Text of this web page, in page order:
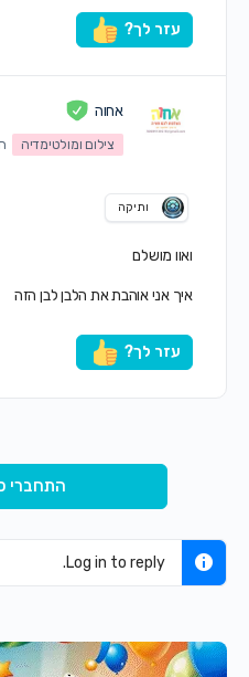
עזר לך?
אחוה
צילום ומולטימדיה
ותיקה
ואוו מושלם
איך אני אוהבת את הלבן לבן הזה
עזר לך?
התחברי
Log in to reply.